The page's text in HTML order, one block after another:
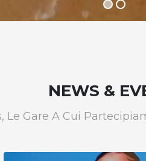
NEWS &
Le Gare A Cui